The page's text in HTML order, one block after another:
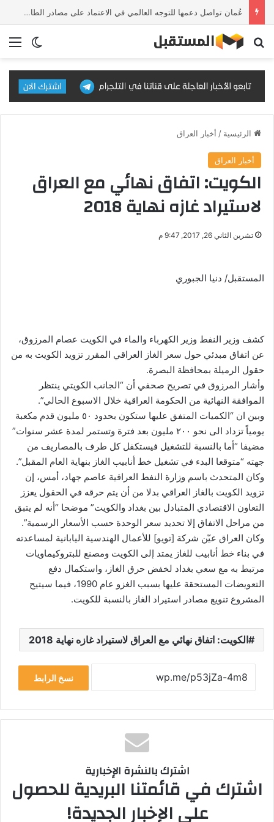
عُمان تواصل دعمها للتوجه العالمي في الاعتماد على مصادر الطاقة النظيفة والمتجددة
الوضع بحث عن
الرئيسية / أخبار العراق
أخبار العراق
الكويت: اتفاق نهائي مع العراق
لاستيراد غازه نهاية 2018
تشرين الثاني 26, 2017, 9:47 م
المستقبل/ دنيا الجبوري
كشف وزير النفط وزير الكهرباء والماء في الكويت عصام المرزوق،
عن اتفاق مبدئي حول سعر الغاز العراقي المقرر تزويد الكويت به من
حقول الرميلة بمحافظة البصرة.
وأشار المرزوق في تصريح صحفي أن “الجانب الكويتي ينتظر
الموافقة النهائية من الحكومة العراقية خلال الاسبوع الحالي”.
وبين ان “الكميات المتفق عليها ستكون بحدود ٥٠ مليون قدم مكعبة
يومياً تزداد الى نحو ٢٠٠ مليون بعد فترة وتستمر لمدة عشر سنوات”
مضيفا “أما بالنسبة للتشغيل فيستكفل كل طرف بالمصاريف من
جهته “متوقعا البدء في تشغيل خط أنابيب الغاز بنهاية العام المقبل”.
وكان المتحدث باسم وزارة النفط العراقية عاصم جهاد، أمس، إن
تزويد الكويت بالغاز العراقي بدلا من أن يتم حرقه في الحقول يعزز
التعاون الاقتصادي المتبادل بين بغداد والكويت” موضحا “أنه لم يتبق
من مراحل الاتفاق إلا تحديد سعر الوحدة حسب الأسعار الرسمية”.
وكان العراق عيّن شركة [تويو] للأعمال الهندسية اليابانية لمساعدته
في بناء خط أنابيب للغاز يمتد إلى الكويت ومصنع للبتروكيماويات
مرتبط به مع سعي بغداد لخفض حرق الغاز، واستكمال دفع
التعويضات المستحقة عليها بسبب الغزو عام 1990، فيما سيتيح
المشروع تنويع مصادر استيراد الغاز بالنسبة للكويت.
الكويت: اتفاق نهائي مع العراق لاستيراد غازه نهاية 2018
نسخ الرابط
اشترك بالنشرة الإخبارية
اشترك في قائمتنا البريدية للحصول
على الإخبار الجديدة!